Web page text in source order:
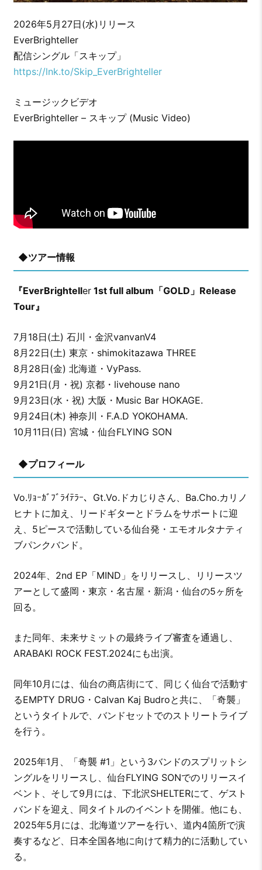
2026年5月27日(水)リリース
EverBrighteller
配信シングル「スキップ」
https://lnk.to/Skip_EverBrighteller
ミュージックビデオ
EverBrighteller – スキップ (Music Video)
◆ツアー情報
『EverBrighteller1st full album「GOLD」Release
Tour』
7月18日(土) 石川・金沢vanvanV4
8月22日(土) 東京・shimokitazawa THREE
8月28日(金) 北海道・VyPass.
9月21日(月・祝) 京都・livehouse nano
9月23日(水・祝) 大阪・Music Bar HOKAGE.
9月24日(木) 神奈川・F.A.D YOKOHAMA.
10月11日(日) 宮城・仙台FLYING SON
◆プロフィール
Vo.ﾘｮｰｶﾞﾌﾞﾗｲﾃﾗｰ、Gt.Vo.ドカじりさん、Ba.Cho.カリノ
ヒナトに加え、リードギターとドラムをサポートに迎
え、5ピースで活動している仙台発・エモオルタナティ
ブパンクバンド。
2024年、2nd EP「MIND」をリリースし、リリースツ
アーとして盛岡・東京・名古屋・新潟・仙台の5ヶ所を
回る。
また同年、未来サミットの最終ライブ審査を通過し、
ARABAKI ROCK FEST.2024にも出演。
同年10月には、仙台の商店街にて、同じく仙台で活動す
るEMPTY DRUG・Calvan Kaj Budroと共に、「奇襲」
というタイトルで、バンドセットでのストリートライブ
を行う。
2025年1月、「奇襲 #1」という3バンドのスプリットシ
ングルをリリースし、仙台FLYING SONでのリリースイ
ベント、そして9月には、下北沢SHELTERにて、ゲスト
バンドを迎え、同タイトルのイベントを開催。他にも、
2025年5月には、北海道ツアーを行い、道内4箇所で演
奏するなど、日本全国各地に向けて精力的に活動してい
る。